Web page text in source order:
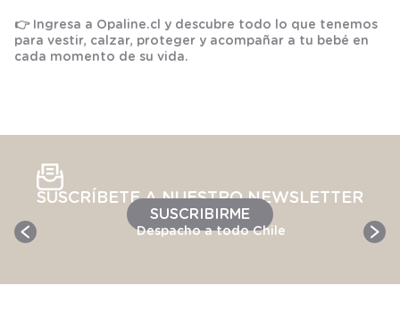
👉 Ingresa a Opaline.cl
y descubre todo lo que tenemos
para vestir, calzar, proteger y acompañar a tu bebé en
cada momento de su vida.
SUSCRÍBETE A NUESTRO NEWSLETTER
SUSCRIBIRME
Despacho a todo Chile